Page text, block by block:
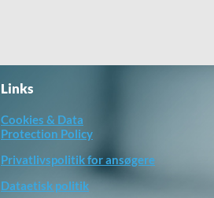
Links
Cookies & Data
Protection Policy
Privatlivspolitik for ansøgere
Dataetisk politik